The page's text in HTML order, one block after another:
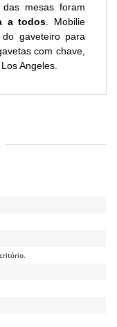
mesas foram
a todos . Mobilie
gaveteiro para
com chave,
Angeles.